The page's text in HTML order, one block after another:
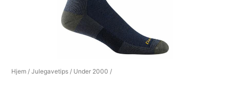
Hjem /Julegavetips / Under 2000 /